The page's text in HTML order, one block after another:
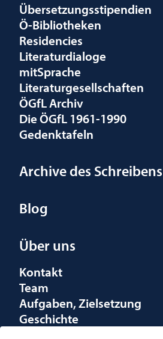
Übersetzungsstipendien
Ö-Bibliotheken
Residencies
Literaturdialoge
mitSprache
Literaturgesellschaften
ÖGfL Archiv
Die ÖGfL 1961-1990
Gedenktafeln
Archive des Schreibens
Blog
Über uns
Kontakt
Team
Aufgaben, Zielsetzung
Geschichte